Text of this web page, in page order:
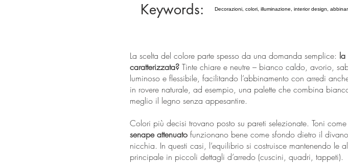
Keywords: Decorazioni, colori, illuminazione, interior design,
La scelta del colore parte spesso da una domanda semplice: la
caratterizzata? Tinte chiare e neutre – bianco caldo, avorio,
luminoso e flessibile, facilitando l’abbinamento con arredi
in rovere naturale, ad esempio, una palette che combina
meglio il legno senza appesantire.
Colori più decisi trovano posto su pareti selezionate. Toni come
senape attenuato funzionano bene come sfondo dietro il
nicchia. In questi casi, l’equilibrio si costruisce mantenendo le
principale in piccoli dettagli d’arredo (cuscini, quadri, tappeti).